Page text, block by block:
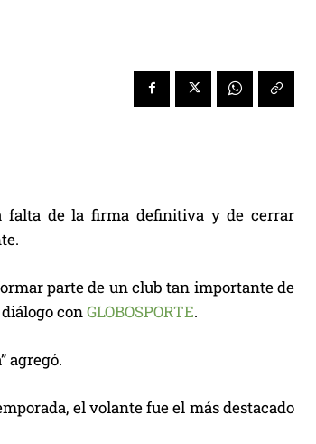
falta de la firma definitiva y de cerrar
parte de un club tan importante de
conGLOBOSPORTE.
agregó.
el volante fue el más destacado